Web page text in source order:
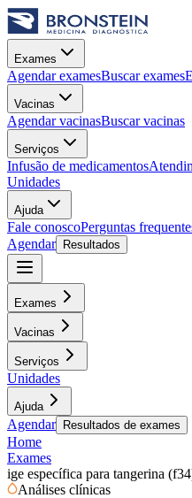
Exames
Agendar examesBuscar exames
Vacinas
Agendar vacinasBuscar vacinas
Serviços
Infusão de medicamentos
Unidades
Ajuda
Fale conoscoPerguntas
Agendar
Resultados
Exames
Vacinas
Serviços
Unidades
Ajuda
Agendar Resultados de exames
Home
Exames
ige específica para tangerina
Análises clínicas